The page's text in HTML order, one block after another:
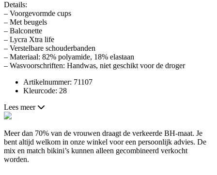
Details:
– Voorgevormde cups
– Met beugels
– Balconette
– Lycra Xtra life
– Verstelbare schouderbanden
– Materiaal: 82% polyamide, 18% elastaan
– Wasvoorschriften: Handwas, niet geschikt voor de droger
Artikelnummer: 71107
Kleurcode: 28
Lees meer
Meer dan 70% van de vrouwen draagt de verkeerde BH-maat. Je
bent altijd welkom in onze winkel voor een persoonlijk advies. De
mix en match bikini’s kunnen alleen gecombineerd verkocht
worden.